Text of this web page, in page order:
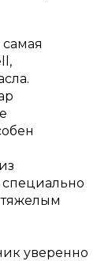
специально
уверенно